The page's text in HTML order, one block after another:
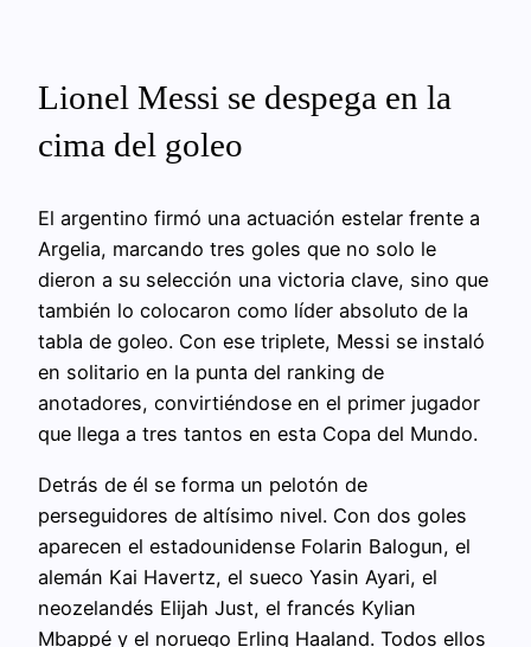
Lionel Messi se despega en la
cima del goleo
El argentino firmó una actuación estelar frente a
Argelia, marcando tres goles que no solo le
dieron a su selección una victoria clave, sino que
también lo colocaron como líder absoluto de la
tabla de goleo. Con ese triplete, Messi se instaló
en solitario en la punta del ranking de
anotadores, convirtiéndose en el primer jugador
que llega a tres tantos en esta Copa del Mundo.
Detrás de él se forma un pelotón de
perseguidores de altísimo nivel. Con dos goles
aparecen el estadounidense Folarin Balogun, el
alemán Kai Havertz, el sueco Yasin Ayari, el
neozelandés Elijah Just, el francés Kylian
Mbappé y el noruego Erling Haaland. Todos ellos